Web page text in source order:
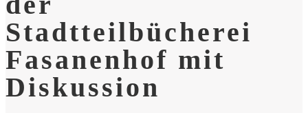
Stadtteilbücherei
Fasanenhof mit
Diskussion